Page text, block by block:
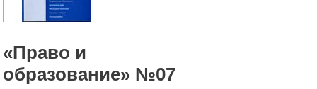
«Право и
образование» №07